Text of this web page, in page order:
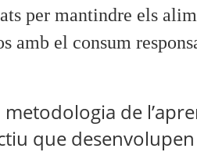
per mantindre els
amb el consum
metodologia de
que